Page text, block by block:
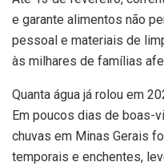
e garante alimentos não
pessoal e materiais de
às milhares de famílias
Quanta água já rolou em
Em poucos dias de boas-
chuvas em Minas Gerais
temporais e enchentes,